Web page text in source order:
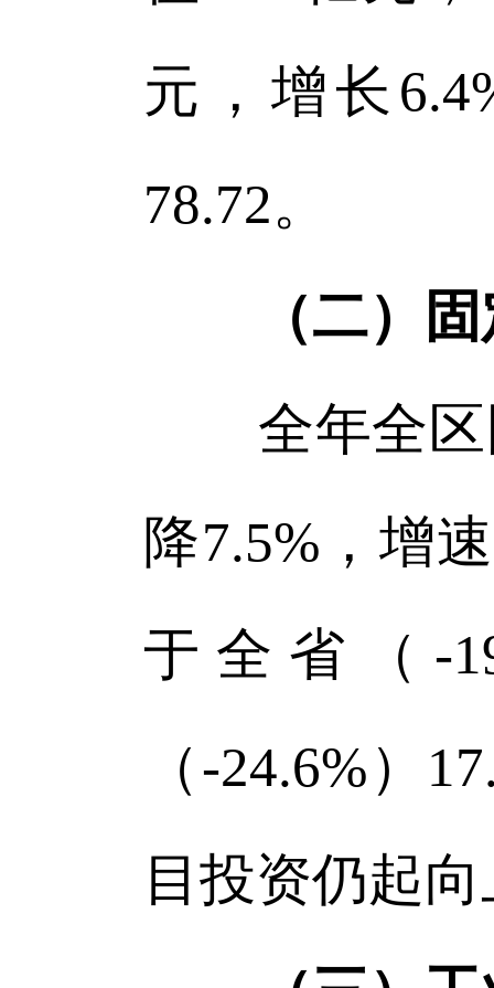
元，增长
78.72。
（二）
全年全区
降7.5%，增
于全省（-
（-24.6%）
目投资仍起